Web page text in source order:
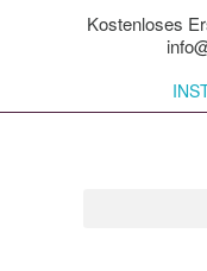
Kostenloses